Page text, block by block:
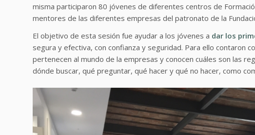
misma participaron 80 jóvenes de diferentes centros de
mentores de las diferentes empresas del patronato de la
El objetivo de esta sesión fue ayudar a los jóvenes a dar los
segura y efectiva, con confianza y seguridad. Para ello contaron
pertenecen al mundo de la empresas y conocen cuáles son las
dónde buscar, qué preguntar, qué hacer y qué no hacer, como